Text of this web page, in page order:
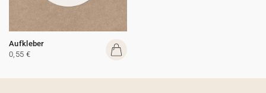
Aufkleber
0,55 €